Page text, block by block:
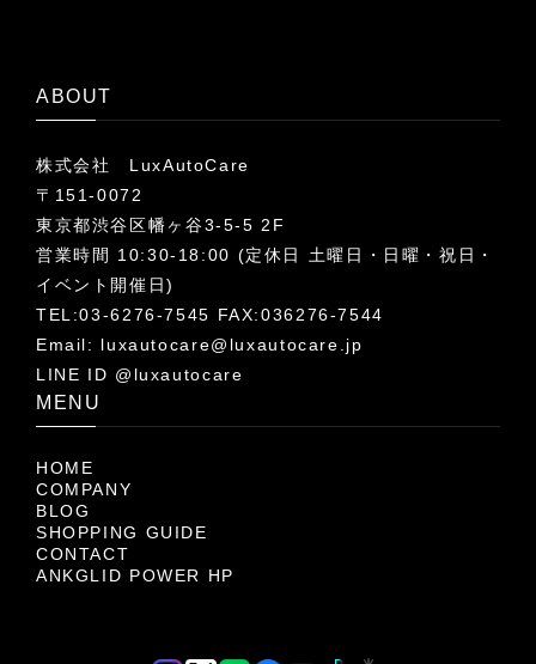
ABOUT
株式会社 LuxAutoCare
〒151-0072
東京都渋谷区幡ヶ谷3-5-5 2F
営業時間 10:30-18:00 (定休日 土曜日・日曜・祝日・
イベント開催日)
TEL:03-6276-7545 FAX:036276-7544
Email: luxautocare@luxautocare.jp
LINE ID @luxautocare
MENU
HOME
COMPANY
BLOG
SHOPPING GUIDE
CONTACT
ANKGLID POWER HP